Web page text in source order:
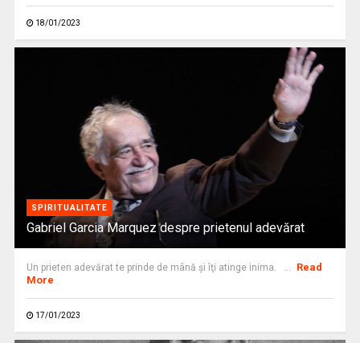
18/01/2023
SPIRITUALITATE
Gabriel Garcia Marquez despre prietenul adevărat
Un prieten adevărat te prinde de mână şi îţi atinge inima. ...
Read
More
17/01/2023